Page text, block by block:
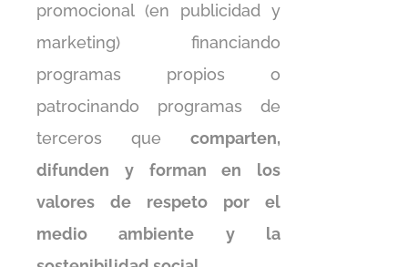
promocional (en publicidad y
marketing) financiando
programas propios o
patrocinando programas de
terceros que comparten,
difunden y forman en los
valores de respeto por el
medio ambiente y la